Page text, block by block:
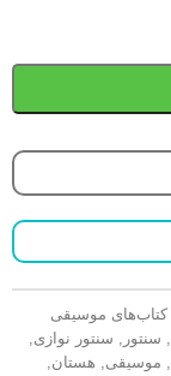
کتاب‌های موسیقی
, سنتور , سنتور نوازی,
, موسیقی, هستان,